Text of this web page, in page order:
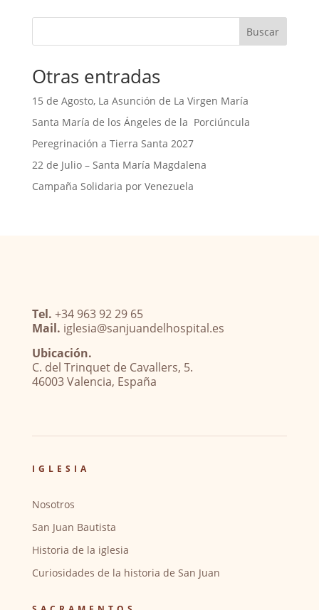
Buscar
Otras entradas
15 de Agosto, La Asunción de La Virgen María
Santa María de los Ángeles de la Porciúncula
Peregrinación a Tierra Santa 2027
22 de Julio – Santa María Magdalena
Campaña Solidaria por Venezuela
Tel. +34 963 92 29 65
Mail. iglesia@sanjuandelhospital.es
Ubicación.
C. del Trinquet de Cavallers, 5.
46003 Valencia, España
IGLESIA
Nosotros
San Juan Bautista
Historia de la iglesia
Curiosidades de la historia de San Juan